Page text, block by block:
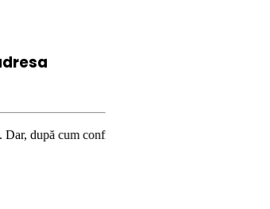
confirmă şi CEDO în cazul Handyside vs.